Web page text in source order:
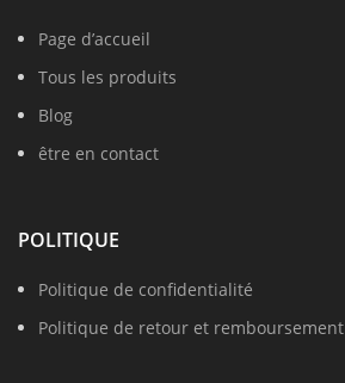
Page d’accueil
Tous les produits
Blog
être en contact
POLITIQUE
Politique de confidentialité
Politique de retour et remboursement